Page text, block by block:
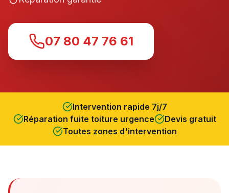
07 80 47 76 61
Intervention rapide 7j/7
Réparation fuite toiture urgence
Devis gratuit
Toutes zones d'intervention